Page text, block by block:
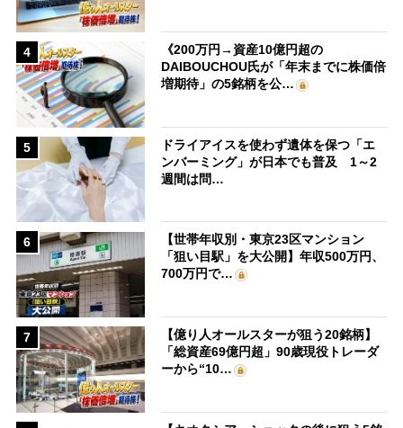
4
《200万円→資産10億円超の
DAIBOUCHOU氏が「年末までに株価倍
増期待」の5銘柄を公…
5
ドライアイスを使わず遺体を保つ「エ
ンバーミング」が日本でも普及 1～2
週間は問…
6
【世帯年収別・東京23区マンション
「狙い目駅」を大公開】年収500万円、
700万円で…
7
【億り人オールスターが狙う20銘柄】
「総資産69億円超」90歳現役トレーダ
ーから“10…